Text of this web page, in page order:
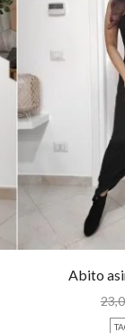
Abito